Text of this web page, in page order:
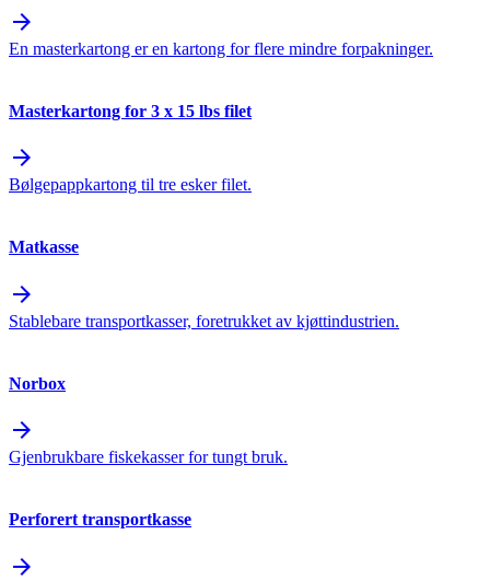
arrow_forward
En masterkartong er en kartong for flere mindre forpakninger.
Masterkartong for 3 x 15 lbs filet
arrow_forward
Bølgepappkartong til tre esker filet.
Matkasse
arrow_forward
Stablebare transportkasser, foretrukket av kjøttindustrien.
Norbox
arrow_forward
Gjenbrukbare fiskekasser for tungt bruk.
Perforert transportkasse
arrow_forward